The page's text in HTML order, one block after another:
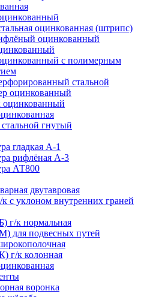
оцинкованная (штрипс)
оцинкованный
с полимерным
стальной
оцинкованный
оцинкованный
гнутый
гладкая А-1
рифлёная А-3
АТ800
двутавровая
к с уклоном внутренних граней
г/к нормальная
для подвесных путей
г/к колонная
воронка